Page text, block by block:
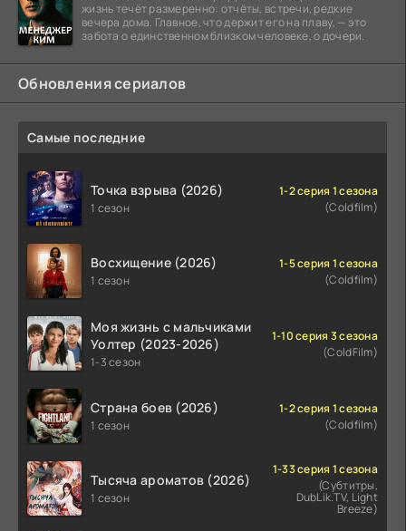
жизнь течёт размеренно: отчёты, встречи, редкие
вечера дома. Главное, что держит его на плаву, — это
забота о единственном близком человеке, о дочери.
Обновления сериалов
Самые последние
Точка взрыва (2026)
1 сезон
1-2 серия 1 сезона
(Coldfilm)
Восхищение (2026)
1 сезон
1-5 серия 1 сезона
(Coldfilm)
Моя жизнь с мальчиками
Уолтер (2023-2026)
1-3 сезон
1-10 серия 3 сезона
(ColdFilm)
Страна боев (2026)
1 сезон
1-2 серия 1 сезона
(Coldfilm)
Тысяча ароматов (2026)
1 сезон
1-33 серия 1 сезона
(Субтитры,
DubLik.TV, Light
Breeze)